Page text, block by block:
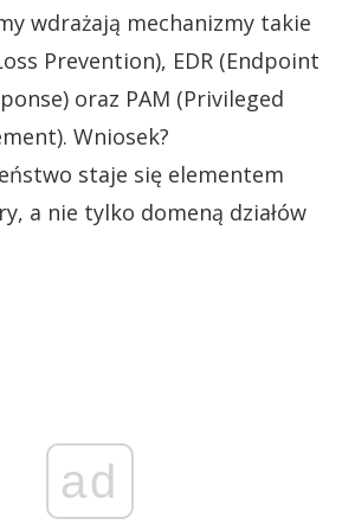
wdrażają mechanizmy takie
Prevention), EDR (Endpoint
oraz PAM (Privileged
Wniosek?
staje się elementem
a nie tylko domeną działów
ad